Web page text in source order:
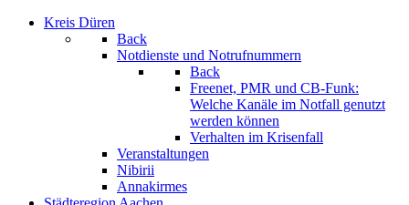
Kreis Düren
Back
Notdienste und Notrufnummern
Back
Freenet, PMR und CB-Funk:
Welche Kanäle im Notfall genutzt
werden können
Verhalten im Krisenfall
Veranstaltungen
Nibirii
Annakirmes